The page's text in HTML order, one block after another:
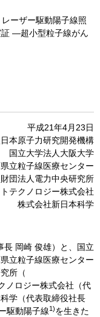
ーザー駆動陽子線照
―超小型粒子線がん
平成21年4月23日
本原子力研究開発機構
国立大学法人大阪大学
立粒子線医療センター
財団法人電力中央研究所
テクノロジー株式会社
株式会社新日本科学
長 岡崎 俊雄）と、国立
立粒子線医療センター
所（
ノロジー株式会社（代
学（代表取締役社長
駆動陽子線1)を生きた